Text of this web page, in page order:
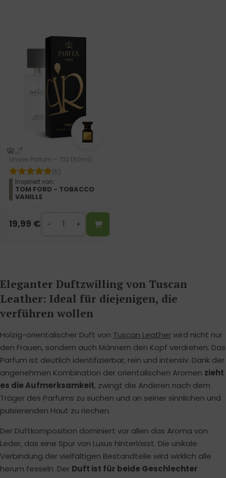
Unisex Parfum – 732 (50ml)
(5)
Inspiriert von:
TOM FORD - TOBACCO
VANILLE
19,99 €
Eleganter Duftzwilling von Tuscan
Leather: Ideal für diejenigen, die
verführen wollen
Holzig-orientalischer Duft von Tuscan Leatherwird nicht nur
den Frauen, sondern auch Männern den Kopf verdrehen. Das
Parfum ist deutlich identifizierbar, rein und intensiv. Dank der
angenehmen Kombination der orientalischen Aromen zieht
es die Aufmerksamkeit, zwingt die Anderen nach dem
Träger des Parfums zu suchen und an seiner sinnlichen und
pulsierenden Haut zu riechen.
Der Duftkomposition dominiert vor allen das Aroma von
Leder, das eine Spur von Luxus hinterlässt. Die unikale
Verbindung der vielfältigen Bestandteile wird wirklich alle
herum fesseln. Der Duft ist für beide Geschlechter